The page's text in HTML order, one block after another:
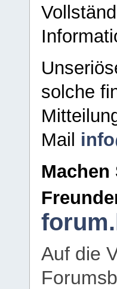
solche
Mail
Auf die